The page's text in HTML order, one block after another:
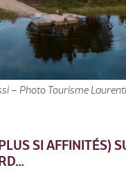
– Photo Tourisme
SI AFFINITÉS)